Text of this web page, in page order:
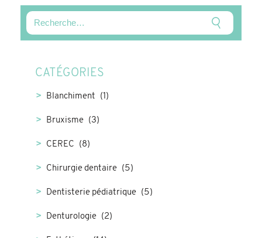
CATÉGORIES
Blanchiment (1)
Bruxisme (3)
CEREC (8)
Chirurgie dentaire (5)
Dentisterie pédiatrique (5)
Denturologie (2)